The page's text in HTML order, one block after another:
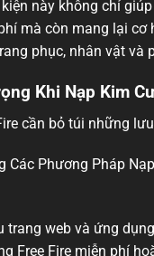
này không chỉ
mà còn mang lại cơ
phục, nhân vật và
Khi Nạp Kim
cần bỏ túi những
Các Phương Pháp
trang web và ứng
Free Fire miễn phí